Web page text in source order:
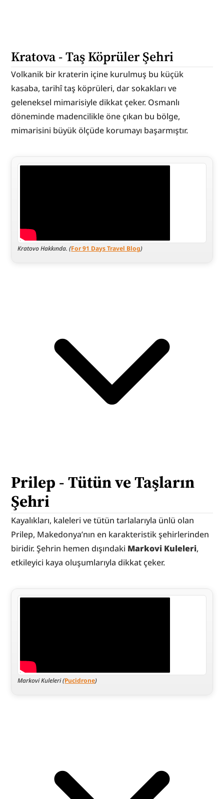
Kratova - Taş Köprüler Şehri
Volkanik bir kraterin içine kurulmuş bu küçük
kasaba, tarihî taş köprüleri, dar sokakları ve
geleneksel mimarisiyle dikkat çeker. Osmanlı
döneminde madencilikle öne çıkan bu bölge,
mimarisini büyük ölçüde korumayı başarmıştır.
Kratovo Hakkında. (For 91 Days Travel Blog)
Prilep - Tütün ve Taşların
Şehri
Kayalıkları, kaleleri ve tütün tarlalarıyla ünlü olan
Prilep, Makedonya’nın en karakteristik şehirlerinden
biridir. Şehrin hemen dışındaki Markovi Kuleleri,
etkileyici kaya oluşumlarıyla dikkat çeker.
Markovi Kuleleri (Pucidrone)